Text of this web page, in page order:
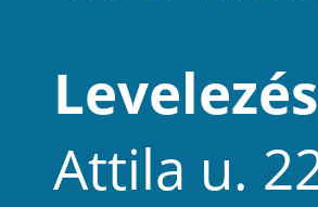
Attila u.